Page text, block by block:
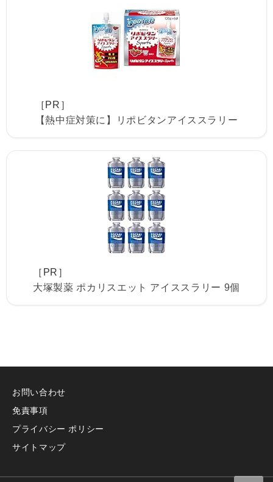
［PR］
【熱中症対策に】リポビタンアイススラリー
［PR］
大塚製薬 ポカリスエット アイススラリー 9個
お問い合わせ
免責事項
プライバシー ポリシー
サイトマップ